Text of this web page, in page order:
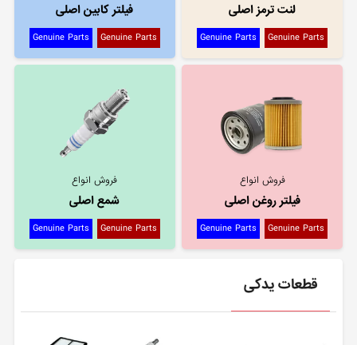
لنت ترمز اصلی
Genuine Parts
Genuine Parts
فیلتر کابین اصلی
Genuine Parts
Genuine Parts
فروش انواع
فیلتر روغن اصلی
Genuine Parts
Genuine Parts
فروش انواع
شمع اصلی
Genuine Parts
Genuine Parts
قطعات یدکی